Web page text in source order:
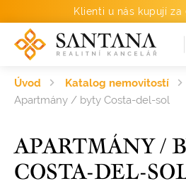
Klienti u nás kupují za
Úvod Katalog nemovitostí
Apartmány / byty Costa-del-sol
APARTMÁNY /
COSTA-DEL-